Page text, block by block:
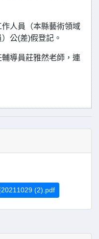
人員（本縣藝術領域
公(差)假登記。
導員莊雅然老師，連
(2).pdf